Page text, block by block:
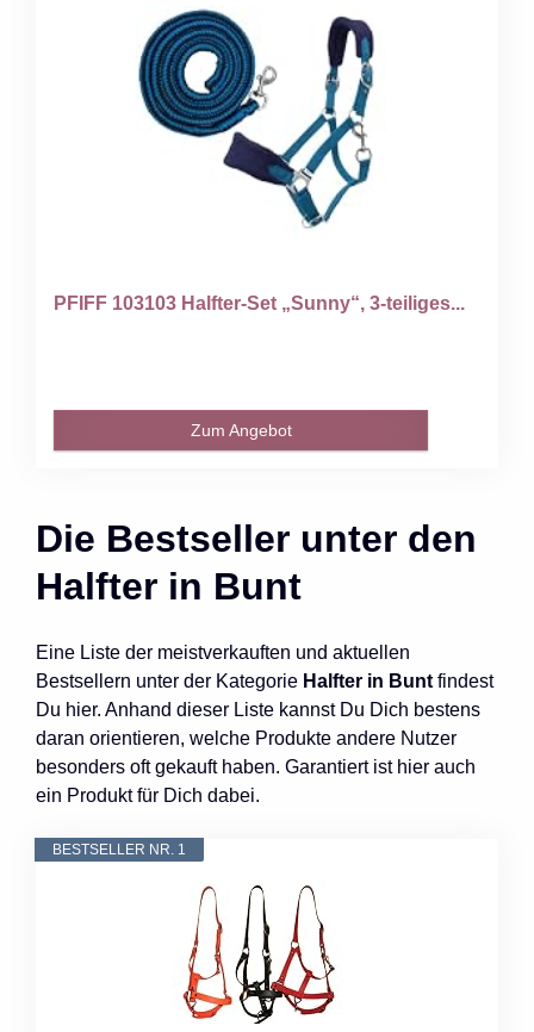
PFIFF 103103 Halfter-Set „Sunny“, 3-teiliges...
Zum Angebot
Die Bestseller unter den
Halfter in Bunt
Eine Liste der meistverkauften und aktuellen
Bestsellern unter der Kategorie Halfter in Bunt findest
Du hier. Anhand dieser Liste kannst Du Dich bestens
daran orientieren, welche Produkte andere Nutzer
besonders oft gekauft haben. Garantiert ist hier auch
ein Produkt für Dich dabei.
BESTSELLER NR. 1